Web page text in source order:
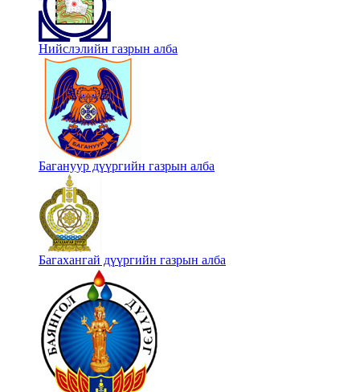
Нийслэлийн газрын алба
Багануур дүүргийн газрын алба
Багахангай дүүргийн газрын алба